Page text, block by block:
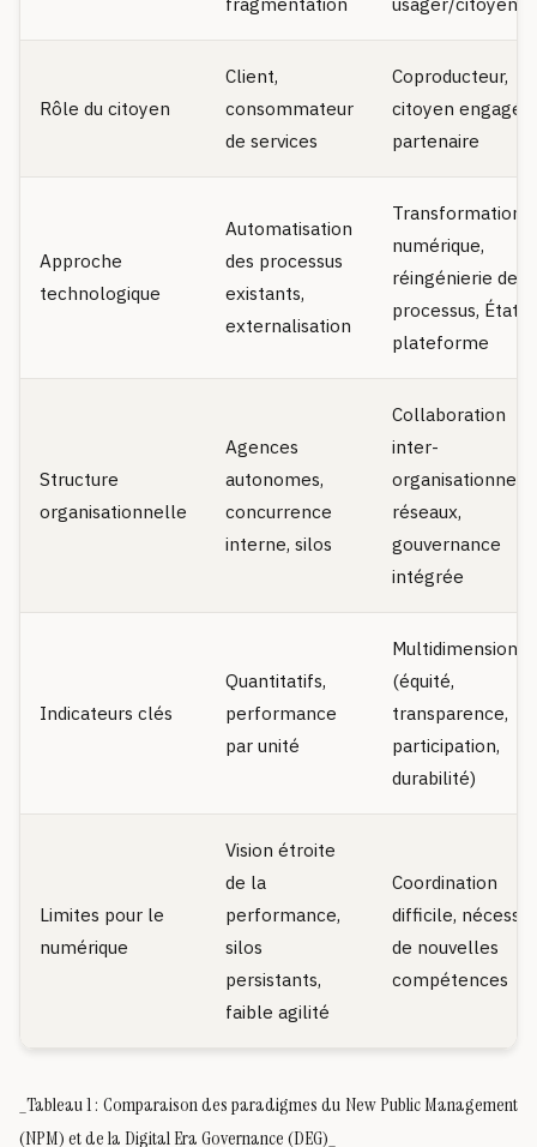
Rôle du citoyen
Client,
consommateur
de services
Coproducteur,
citoyen engagé,
partenaire
Approche
technologique
Automatisation
des processus
existants,
externalisation
Transformation
numérique,
réingénierie des
processus, État
plateforme
Structure
organisationnelle
Agences
autonomes,
concurrence
interne, silos
Collaboration
inter-
réseaux,
gouvernance
intégrée
Indicateurs clés
Quantitatifs,
performance
par unité
(équité,
transparence,
participation,
durabilité)
Limites pour le
numérique
Vision étroite
de la
performance,
silos
persistants,
faible agilité
Coordination
difficile,
de nouvelles
compétences
_Tableau 1 : Comparaison des paradigmes du New Public Management
(NPM) et de la Digital Era Governance (DEG)_